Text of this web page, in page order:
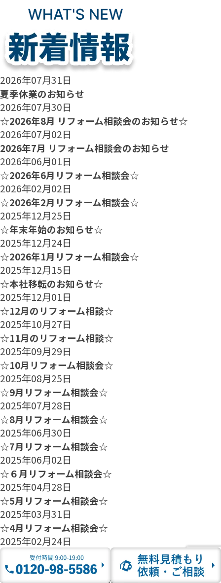
2026年07月31日
夏季休業のお知らせ
2026年07月30日
☆2026年8月 リフォーム相談会のお知らせ☆
2026年07月02日
2026年7月 リフォーム相談会のお知らせ
2026年06月01日
☆2026年6月リフォーム相談会☆
2026年02月02日
☆2026年2月リフォーム相談会☆
2025年12月25日
☆年末年始のお知らせ☆
2025年12月24日
☆2026年1月リフォーム相談会☆
2025年12月15日
☆本社移転のお知らせ☆
2025年12月01日
☆12月のリフォーム相談☆
2025年10月27日
☆11月のリフォーム相談☆
2025年09月29日
☆10月リフォーム相談会☆
2025年08月25日
☆9月リフォーム相談会☆
2025年07月28日
☆8月リフォーム相談会☆
2025年06月30日
☆7月リフォーム相談会☆
2025年06月02日
☆６月リフォーム相談会☆
2025年04月28日
☆5月リフォーム相談会☆
2025年03月31日
☆4月リフォーム相談会☆
2025年02月24日
☆3月リフォーム相談会☆
2025年01月27日